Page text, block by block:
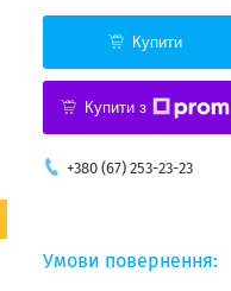
Купити
Купити з
+380 (67) 253-23-23